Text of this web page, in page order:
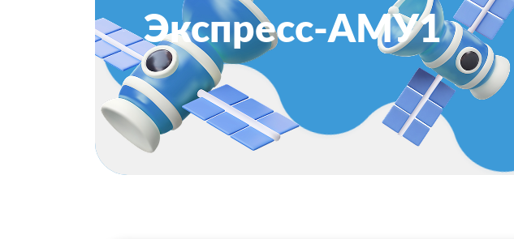
Экспресс-АМУ1